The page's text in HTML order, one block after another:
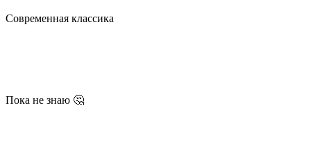
Современная классика
Пока не знаю 🤔